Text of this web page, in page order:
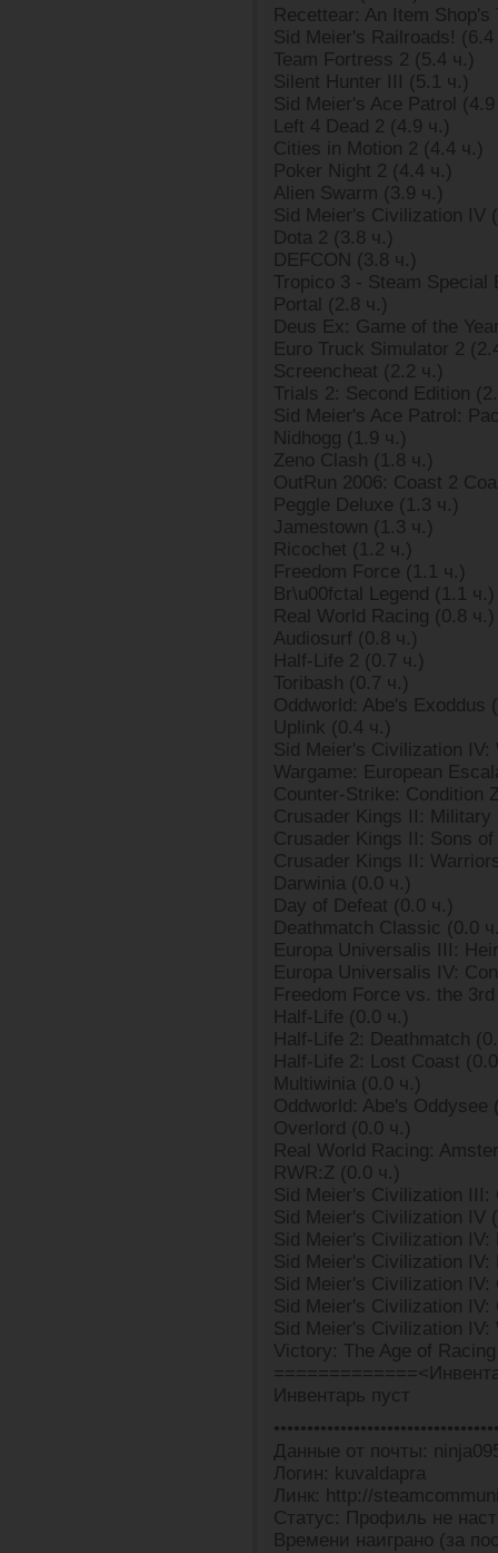
Recettear: An Item Shop's
Sid Meier's Railroads! (6.4
Team Fortress 2 (5.4 ч.)
Silent Hunter III (5.1 ч.)
Sid Meier's Ace Patrol
Left 4 Dead 2 (4.9 ч.)
Cities in Motion 2 (4.4 ч.)
Poker Night 2 (4.4 ч.)
Alien Swarm (3.9 ч.)
Sid Meier's Civilization IV
Dota 2 (3.8 ч.)
DEFCON (3.8 ч.)
Tropico 3 - Steam Special
Portal (2.8 ч.)
Deus Ex: Game of the
Euro Truck Simulator 2
Screencheat (2.2 ч.)
Trials 2: Second Edition
Sid Meier's Ace Patrol:
Nidhogg (1.9 ч.)
Zeno Clash (1.8 ч.)
OutRun 2006: Coast 2
Peggle Deluxe (1.3 ч.)
Jamestown (1.3 ч.)
Ricochet (1.2 ч.)
Freedom Force (1.1 ч.)
Br\u00fctal Legend (1.1 ч.)
Real World Racing (0.8 ч.)
Audiosurf (0.8 ч.)
Half-Life 2 (0.7 ч.)
Toribash (0.7 ч.)
Oddworld: Abe's Exoddus
Uplink (0.4 ч.)
Sid Meier's Civilization IV:
Wargame: European
Counter-Strike: Condition
Crusader Kings II:
Crusader Kings II: Sons
Crusader Kings II:
Darwinia (0.0 ч.)
Day of Defeat (0.0 ч.)
Deathmatch Classic (0.0
Europa Universalis III:
Europa Universalis IV:
Freedom Force vs. the
Half-Life (0.0 ч.)
Half-Life 2: Deathmatch
Half-Life 2: Lost Coast
Multiwinia (0.0 ч.)
Oddworld: Abe's Oddysee
Overlord (0.0 ч.)
Real World Racing:
RWR:Z (0.0 ч.)
Sid Meier's Civilization III:
Sid Meier's Civilization IV
Sid Meier's Civilization
Sid Meier's Civilization
Sid Meier's Civilization IV:
Sid Meier's Civilization IV:
Sid Meier's Civilization IV:
Victory: The Age of
Инвентарь пуст
Данные от почты:
Логин: kuvaldapra
Линк: http://
Статус: Профиль не
Времени наиграно (за